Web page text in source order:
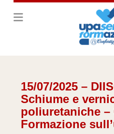
15/07/2025 –
Schiume e
poliuretaniche –
Formazione